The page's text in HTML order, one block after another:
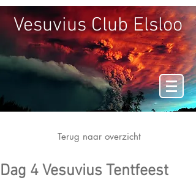
Vesuvius Club Elsloo
Terug naar overzicht
Dag 4 Vesuvius Tentfeest